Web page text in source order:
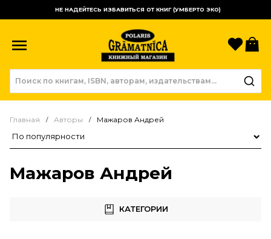
НЕ НАДЕЙТЕСЬ ИЗБАВИТЬСЯ ОТ КНИГ (УМБЕРТО ЭКО)
Главная Авторы Мажаров Андрей
Мажаров Андрей
КАТЕГОРИИ